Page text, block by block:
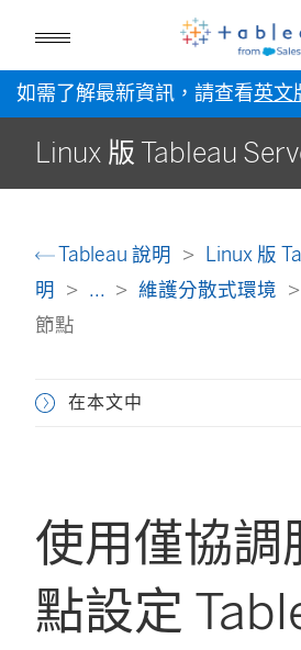
如需了解最新資訊，請查看英文
Linux 版 Tableau
Tableau 說明
Linux 版
明
... 維護分散式環境
節點
在本文中
使用僅協調
點設定